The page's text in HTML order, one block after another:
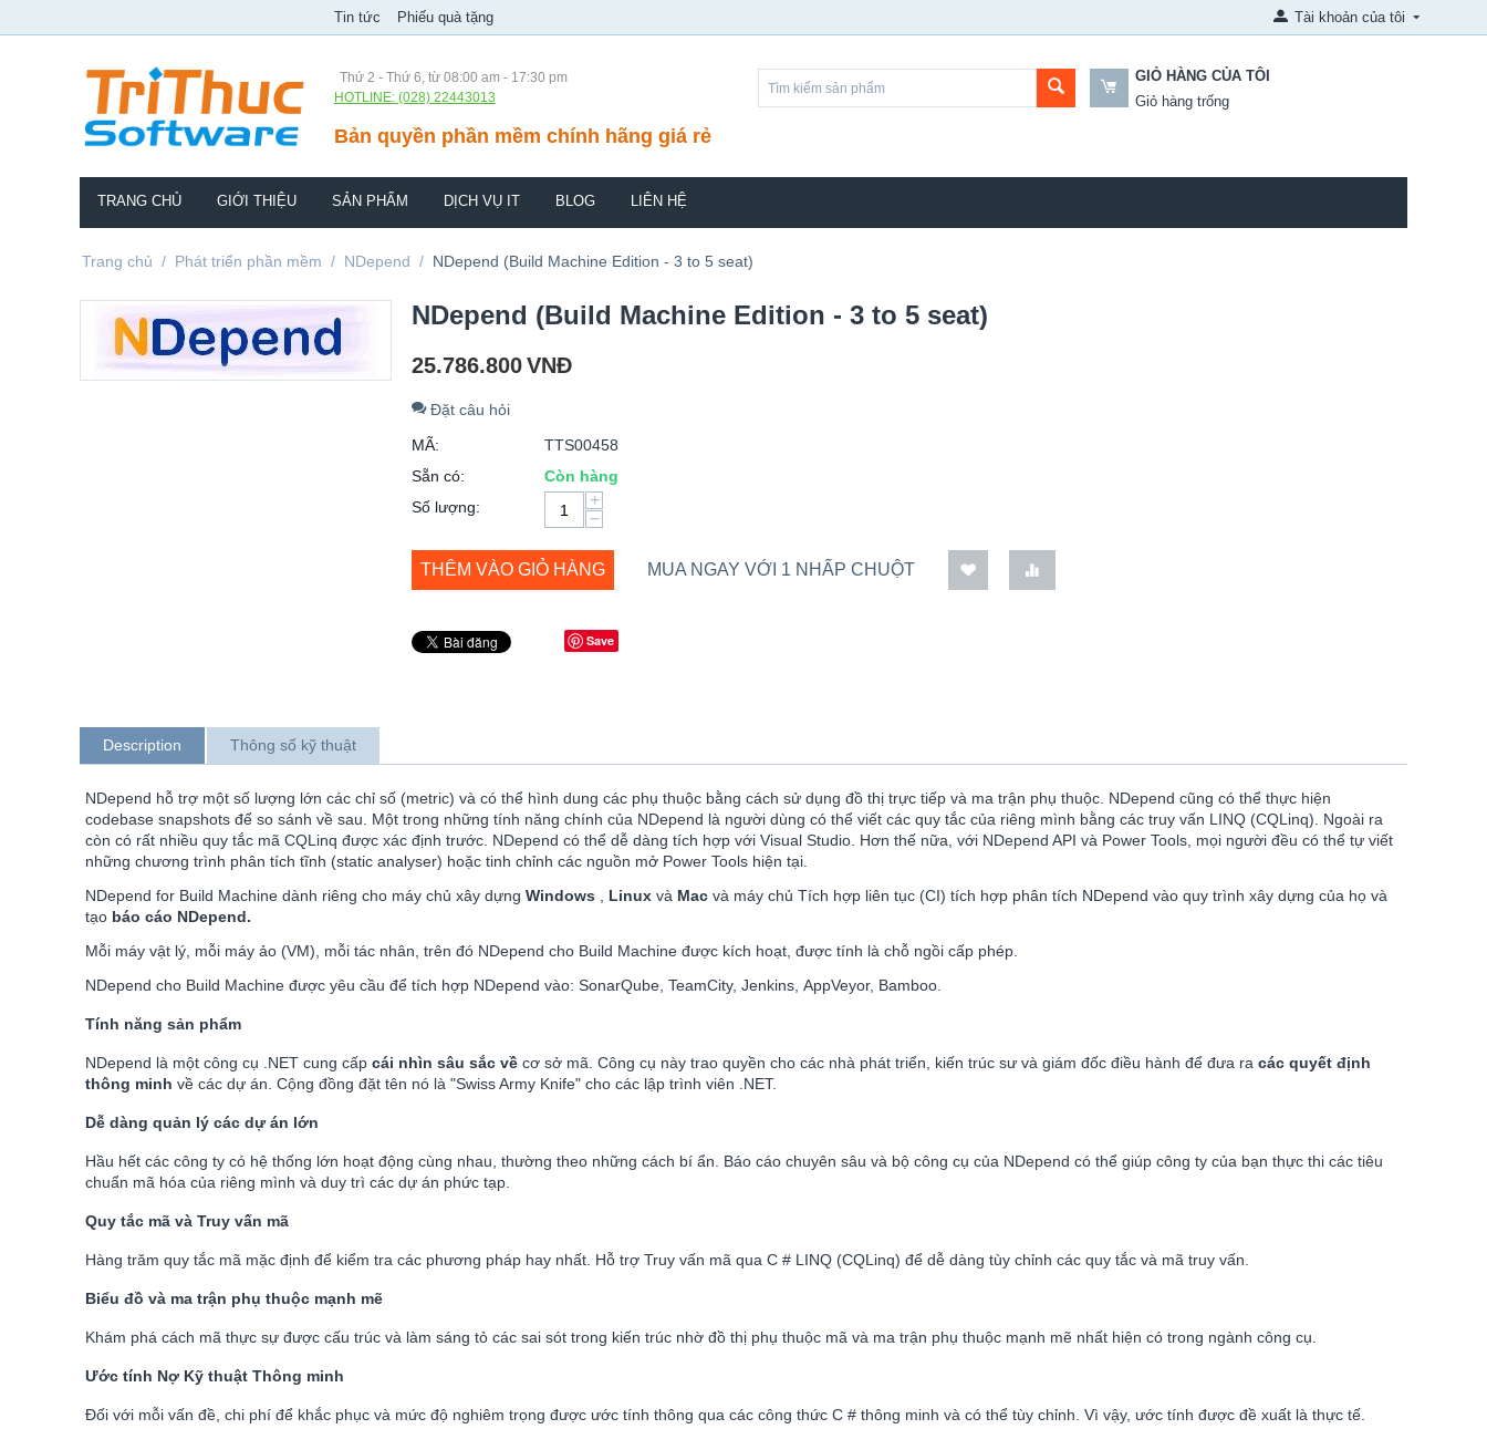
Tin tức Phiếu quà tặng Tài khoản của tôi
Thứ 2 - Thứ 6, từ 08:00 am - 17:30 pm
HOTLINE: (028) 22443013
Bản quyền phần mềm chính hãng giá rẻ
GIỎ HÀNG CỦA TÔI
Giỏ hàng trống
TRANG CHỦ GIỚI THIỆU SẢN PHẨM DỊCH VỤ IT BLOG LIÊN HỆ
Trang chủ / Phát triển phần mềm / NDepend / NDepend (Build Machine Edition - 3 to 5 seat)
NDepend (Build Machine Edition - 3 to 5 seat)
25.786.800VNĐ
Đặt câu hỏi
MÃ:
TTS00458
Sẵn có:
Còn hàng
Số lượng:
+
−
THÊM VÀO GIỎ HÀNG MUA NGAY VỚI 1 NHẤP CHUỘT
Save
Description Thông số kỹ thuật
NDepend hỗ trợ một số lượng lớn các chỉ số (metric) và có thể hình dung các phụ thuộc bằng cách sử dụng đồ thị trực tiếp và ma trận phụ thuộc. NDepend cũng có thể thực hiện
codebase snapshots để so sánh về sau. Một trong những tính năng chính của NDepend là người dùng có thể viết các quy tắc của riêng mình bằng các truy vấn LINQ (CQLinq). Ngoài ra
còn có rất nhiều quy tắc mã CQLinq được xác định trước. NDepend có thể dễ dàng tích hợp với Visual Studio. Hơn thế nữa, với NDepend API và Power Tools, mọi người đều có thể tự viết
những chương trình phân tích tĩnh (static analyser) hoặc tinh chỉnh các nguồn mở Power Tools hiện tại.
NDepend for Build Machine dành riêng cho máy chủ xây dựng Windows Linux và Mac và máy chủ Tích hợp liên tục (CI) tích hợp phân tích NDepend vào quy trình xây dựng của họ và
tạo báo cáo NDepend.
Mỗi máy vật lý, mỗi máy ảo (VM), mỗi tác nhân, trên đó NDepend cho Build Machine được kích hoạt, được tính là chỗ ngồi cấp phép.
NDepend cho Build Machine được yêu cầu để tích hợp NDepend vào: SonarQube, TeamCity, Jenkins, AppVeyor, Bamboo.
Tính năng sản phẩm
NDepend là một công cụ .NET cung cấp cái nhìn sâu sắc về cơ sở mã. Công cụ này trao quyền cho các nhà phát triển, kiến trúc sư và giám đốc điều hành để đưa ra các quyết định
thông minh về các dự án. Cộng đồng đặt tên nó là "Swiss Army Knife" cho các lập trình viên .NET.
Dễ dàng quản lý các dự án lớn
Hầu hết các công ty có hệ thống lớn hoạt động cùng nhau, thường theo những cách bí ẩn. Báo cáo chuyên sâu và bộ công cụ của NDepend có thể giúp công ty của bạn thực thi các tiêu
chuẩn mã hóa của riêng mình và duy trì các dự án phức tạp.
Quy tắc mã và Truy vấn mã
Hàng trăm quy tắc mã mặc định để kiểm tra các phương pháp hay nhất. Hỗ trợ Truy vấn mã qua C # LINQ (CQLinq) để dễ dàng tùy chỉnh các quy tắc và mã truy vấn.
Biểu đồ và ma trận phụ thuộc mạnh mẽ
Khám phá cách mã thực sự được cấu trúc và làm sáng tỏ các sai sót trong kiến trúc nhờ đồ thị phụ thuộc mã và ma trận phụ thuộc mạnh mẽ nhất hiện có trong ngành công cụ.
Ước tính Nợ Kỹ thuật Thông minh
Đối với mỗi vấn đề, chi phí để khắc phục và mức độ nghiêm trọng được ước tính thông qua các công thức C # thông minh và có thể tùy chỉnh. Vì vậy, ước tính được đề xuất là thực tế.